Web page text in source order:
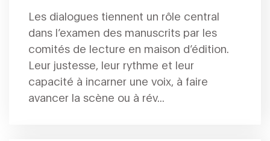
Les dialogues tiennent un rôle central
dans l’examen des manuscrits par les
comités de lecture en maison d’édition.
Leur justesse, leur rythme et leur
capacité à incarner une voix, à faire
avancer la scène ou à rév...